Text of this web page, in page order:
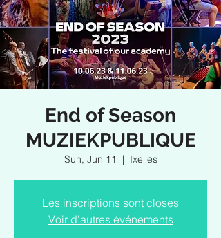
End of Season
MUZIEKPUBLIQUE
Sun, Jun 11
  |
Ixelles
Les inscriptions sont closes
Voir d'autres événements